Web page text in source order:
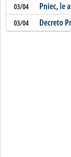
03/04 Pniec, le
03/04 Decreto